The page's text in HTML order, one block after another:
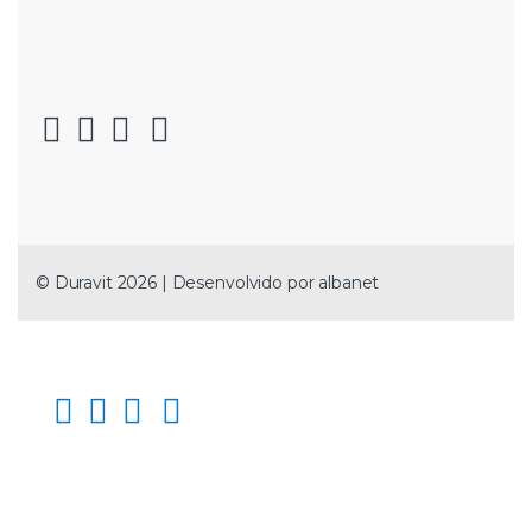
© Duravit 2026 | Desenvolvido por albanet